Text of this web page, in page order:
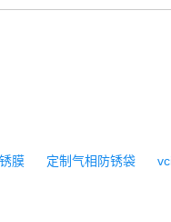
膜 定制气相防锈袋